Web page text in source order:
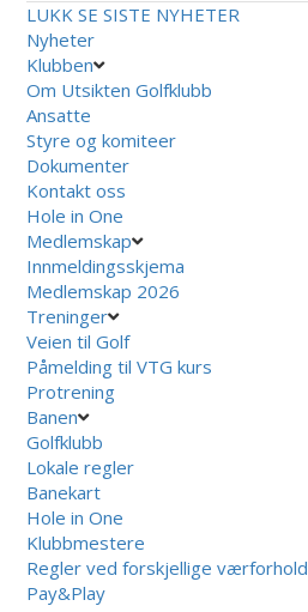
LUKK SE SISTE NYHETER
Nyheter
Klubben
Om Utsikten Golfklubb
Ansatte
Styre og komiteer
Dokumenter
Kontakt oss
Hole in One
Medlemskap
Innmeldingsskjema
Medlemskap 2026
Treninger
Veien til Golf
Påmelding til VTG kurs
Protrening
Banen
Golfklubb
Lokale regler
Banekart
Hole in One
Klubbmestere
Regler ved forskjellige værforhold
Pay&Play